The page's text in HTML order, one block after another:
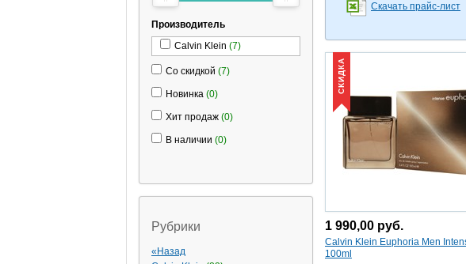
Производитель
Calvin Klein (7)
Со скидкой (7)
Новинка (0)
Хит продаж (0)
В наличии (0)
Рубрики
«Назад
Скачать прайс-лист
СКИДКА
1 990,00 руб.
Calvin Klein Euphoria Men
100ml